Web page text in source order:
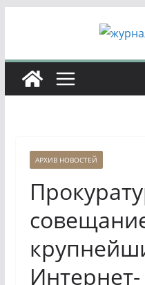
АРХИВ НОВОСТЕЙ
Интернет-